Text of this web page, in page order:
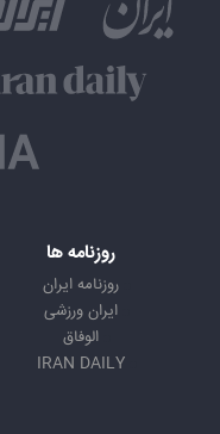
روزنامه ها
روزنامه ایران
ایران ورزشی
الوفاق
IRAN DAILY